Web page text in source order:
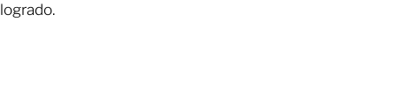
logrado.